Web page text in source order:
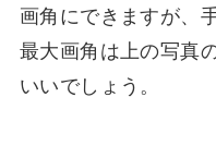
画角にできますが、
最大画角は上の写真
いいでしょう。